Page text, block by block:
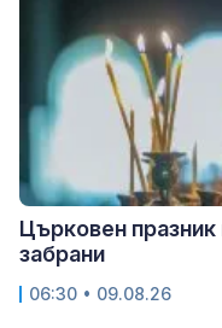
Църковен празник
забрани
06:30 • 09.08.26